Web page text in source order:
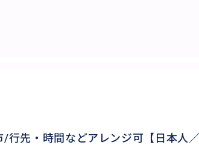
行先・時間などアレンジ可【日本人